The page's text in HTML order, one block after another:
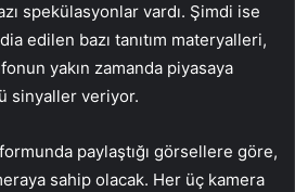
spekülasyonlar vardı. Şimdi ise
edilen bazı tanıtım materyalleri,
yakın zamanda piyasaya
sinyaller veriyor.
paylaştığı görsellere göre,
sahip olacak. Her üç kamera